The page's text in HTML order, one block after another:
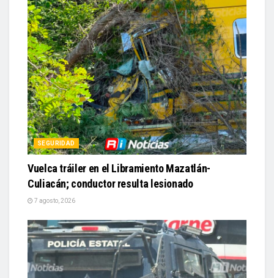
SEGURIDAD
Vuelca tráiler en el Libramiento Mazatlán-
Culiacán; conductor resulta lesionado
7 agosto, 2026